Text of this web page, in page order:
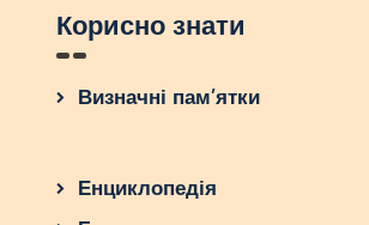
Корисно знати
Визначні пам’ятки
Енциклопедія